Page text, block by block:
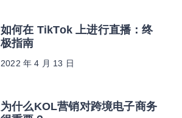
如何在 TikTok 上进行直播：终
极指南
2022 年 4 月 13 日
为什么KOL营销对跨境电子商务